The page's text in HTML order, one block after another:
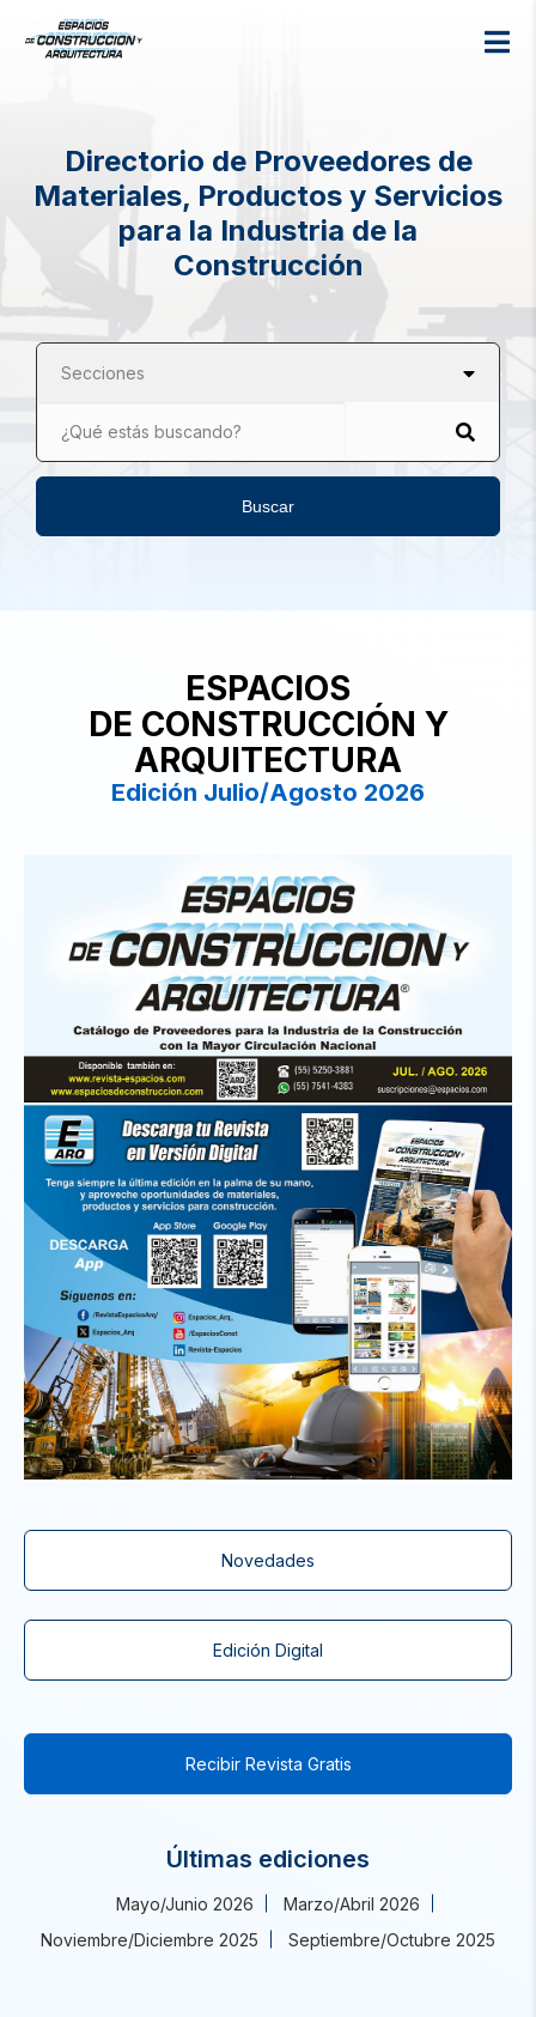
Directorio de Proveedores de
Materiales, Productos y Servicios
para la Industria de la
Construcción
Secciones
¿Qué estás buscando?
Buscar
ESPACIOS
DE CONSTRUCCIÓN Y
ARQUITECTURA
Edición Julio/Agosto 2026
Novedades
Edición Digital
Recibir Revista Gratis
Últimas ediciones
Mayo/Junio 2026
Marzo/Abril 2026
Noviembre/Diciembre 2025
Septiembre/Octubre 2025